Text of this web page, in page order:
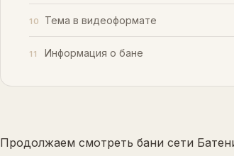
Тема в видеоформате
Информация о бане
Продолжаем смотреть бани сети